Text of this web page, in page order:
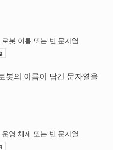
로봇 이름 또는 빈 문자열
봇의 이름이 담긴 문자열을
운영 체제 또는 빈 문자열